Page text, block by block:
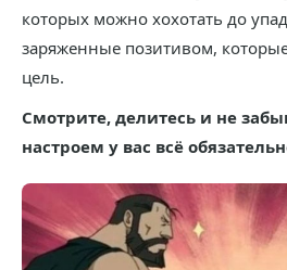
которых можно хохотать до
заряженные позитивом,
цель.
Смотрите, делитесь и не
настроем у вас всё